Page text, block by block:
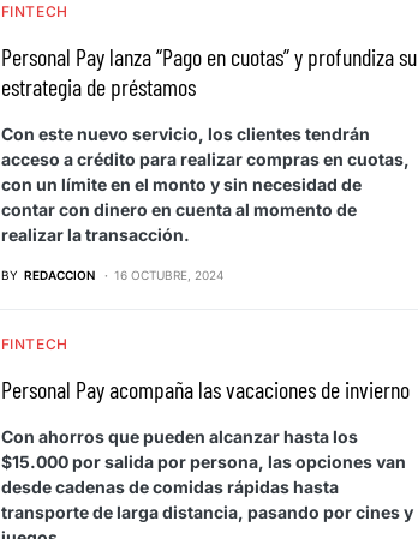
FINTECH
Personal Pay lanza “Pago en cuotas” y profundiza su
estrategia de préstamos
Con este nuevo servicio, los clientes tendrán
acceso a crédito para realizar compras en cuotas,
con un límite en el monto y sin necesidad de
contar con dinero en cuenta al momento de
realizar la transacción.
BY REDACCION 16 OCTUBRE, 2024
FINTECH
Personal Pay acompaña las vacaciones de invierno
Con ahorros que pueden alcanzar hasta los
$15.000 por salida por persona, las opciones van
desde cadenas de comidas rápidas hasta
transporte de larga distancia, pasando por cines y